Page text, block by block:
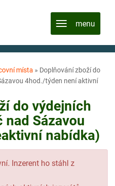
místa » Doplňování zboží do
4hod./týden není aktivní
do výdejních
Sázavou
nabídka)
Inzerent ho stáhl z